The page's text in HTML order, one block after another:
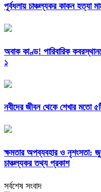
পূর্বধলায় চাঞ্চল্যকর কাকন হত্যা
অবাক কাণ্ড! পারিবারিক
১
নবীদের জীবন থেকে শেখার মতো
ক্ষমতার অপব্যবহার ও নৃশংসতা:
চাঞ্চল্যকর তথ্য প্রকাশ
সর্বশেষ সংবাদ